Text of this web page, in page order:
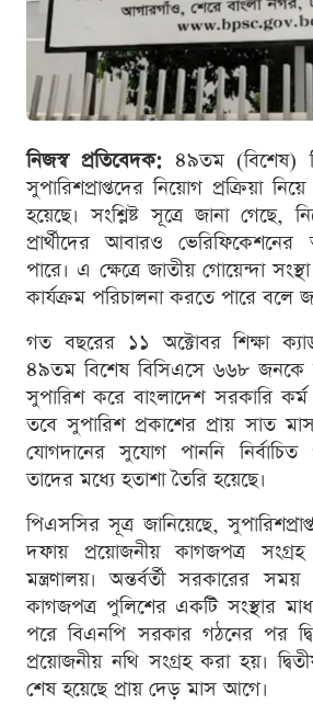
নিজস্ব প্রতিবেদক: ৪৯তম (বিশেষ)
সুপারিশপ্রাপ্তদের নিয়োগ প্রক্রিয়া
হয়েছে। সংশ্লিষ্ট সূত্রে জানা গেছে,
প্রার্থীদের আবারও
পারে। এ ক্ষেত্রে জাতীয় গোয়েন্দা
কার্যক্রম পরিচালনা করতে পারে বলে
গত বছরের ১১ অক্টোবর শিক্ষা
৪৯তম বিশেষ বিসিএসে ৬৬৮ জনকে
সুপারিশ করে বাংলাদেশ সরকারি
তবে সুপারিশ প্রকাশের প্রায় সাত
যোগদানের সুযোগ পাননি নির্বাচিত
তাদের মধ্যে হতাশা তৈরি হয়েছে।
পিএসসির সূত্র জানিয়েছে,
দফায় প্রয়োজনীয় কাগজপত্র
মন্ত্রণালয়। অন্তর্বর্তী সরকারের
কাগজপত্র পুলিশের একটি সংস্থার
পরে বিএনপি সরকার গঠনের পর
প্রয়োজনীয় নথি সংগ্রহ করা হয়।
শেষ হয়েছে প্রায় দেড় মাস আগে।